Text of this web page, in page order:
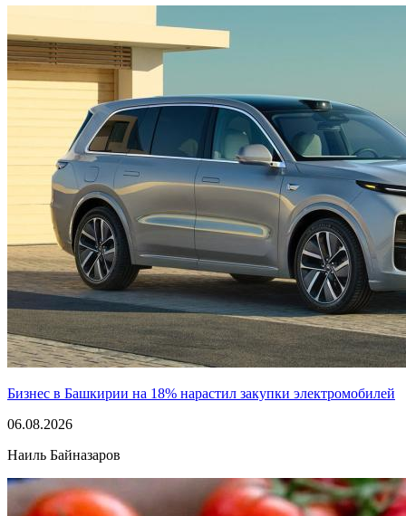
Бизнес в Башкирии на 18% нарастил закупки электромобилей
06.08.2026
Наиль Байназаров